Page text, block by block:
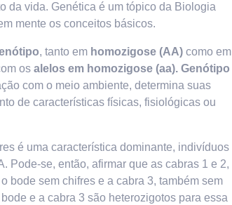
da vida. Genética é um tópico da Biologia
mente os conceitos básicos.
, tanto em homozigose (AA) como em
os alelos em homozigose (aa). Genótipo
com o meio ambiente, determina suas
de características físicas, fisiológicas ou
é uma característica dominante, indivíduos
Pode-se, então, afirmar que as cabras 1 e 2,
bode sem chifres e a cabra 3, também sem
e a cabra 3 são heterozigotos para essa